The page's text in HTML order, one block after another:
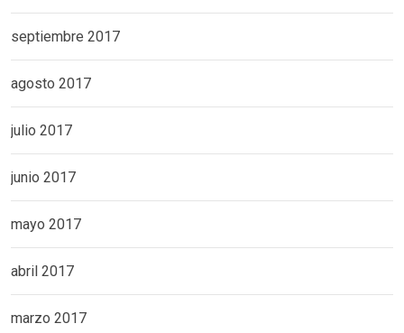
septiembre 2017
agosto 2017
julio 2017
junio 2017
mayo 2017
abril 2017
marzo 2017